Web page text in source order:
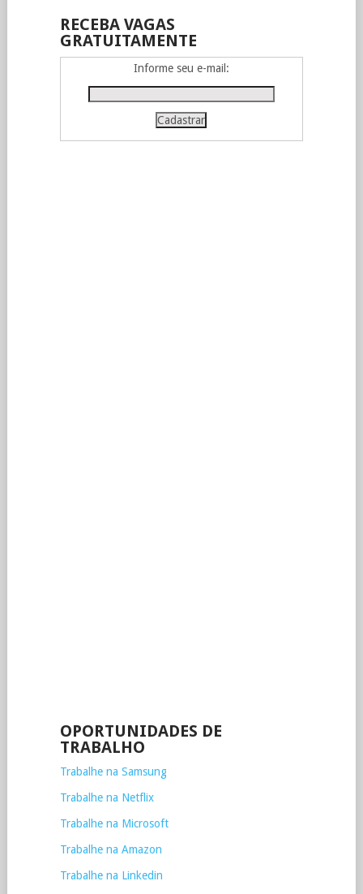
RECEBA VAGAS
GRATUITAMENTE
Informe seu e-mail:
OPORTUNIDADES DE
TRABALHO
Trabalhe na Samsung
Trabalhe na Netflix
Trabalhe na Microsoft
Trabalhe na Amazon
Trabalhe na Linkedin